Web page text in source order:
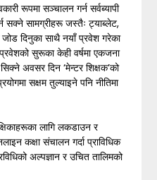
रूपमा सञ्चालन गर्न सर्वब्यापी
सक्ने सामग्रीहरू जस्तैः ट्याब्लेट,
जोड दिनुका साथै नयाँ प्रवेश गरेका
प्रवेशको सुरूका केही वर्षमा एकजना
अवसर दिन ‘मेन्टर शिक्षक’को
सक्षम तुल्याइने पनि नीतिमा
लागि लकडाउन र
कक्षा संचालन गर्दा प्राविधिक
अल्पज्ञान र उचित तालिमको